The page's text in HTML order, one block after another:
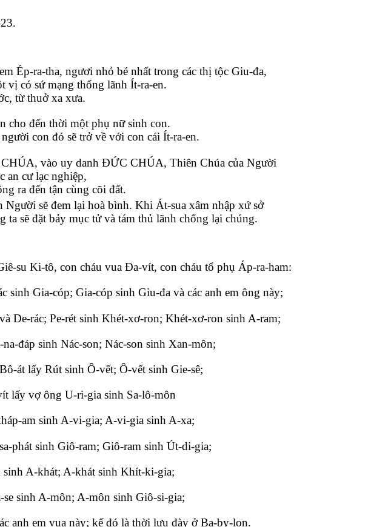
Ép-ra-tha, ngươi nhỏ bé nhất trong các thị tộc Giu-đa,
vị có sứ mạng thống lãnh Ít-ra-en.
từ thuở xa xưa.
cho đến thời một phụ nữ sinh con.
con đó sẽ trở về với con cái Ít-ra-en.
vào uy danh ĐỨC CHÚA, Thiên Chúa của Người
an cư lạc nghiệp,
ra đến tận cùng cõi đất.
Người sẽ đem lại hoà bình. Khi Át-sua xâm nhập xứ sở
ta sẽ đặt bảy mục tử và tám thủ lãnh chống lại chúng.
su Ki-tô, con cháu vua Đa-vít, con cháu tổ phụ Áp-ra-ham:
sinh Gia-cóp; Gia-cóp sinh Giu-đa và các anh em ông này;
De-rác; Pe-rét sinh Khét-xơ-ron; Khét-xơ-ron sinh A-ram;
đáp sinh Nác-son; Nác-son sinh Xan-môn;
át lấy Rút sinh Ô-vết; Ô-vết sinh Gie-sê;
lấy vợ ông U-ri-gia sinh Sa-lô-môn
am sinh A-vi-gia; A-vi-gia sinh A-xa;
phát sinh Giô-ram; Giô-ram sinh Út-di-gia;
A-khát; A-khát sinh Khít-ki-gia;
sinh A-môn; A-môn sinh Giô-si-gia;
anh em vua này; kế đó là thời lưu đày ở Ba-by-lon.